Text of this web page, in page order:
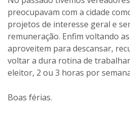
preocupavam com a cidade
projetos de interesse geral e
remuneração. Enfim voltando
aproveitem para descansar,
voltar a dura rotina de
eleitor, 2 ou 3 horas por
Boas férias.